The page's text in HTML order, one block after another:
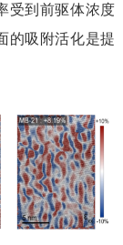
受到 前驱体浓度
的吸附活化是提